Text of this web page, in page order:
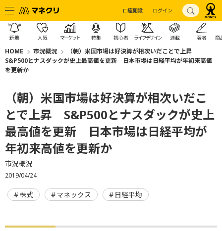
口座開設 ログイン
新着 人気 マーケット 特集 初心者 ライフデザイン 連載 著者 商
HOME 市況概況
（朝）米国市場は好決算が相次いだことで上昇
S&P500とナスダックが史上最高値を更新 日本市場は日経平均が年初来高値
を更新か
（朝）米国市場は好決算が相次いだこ
とで上昇 S&P500とナスダックが史上
最高値を更新 日本市場は日経平均が
年初来高値を更新か
市況概況
2019/04/24
株式 マネックス 日経平均